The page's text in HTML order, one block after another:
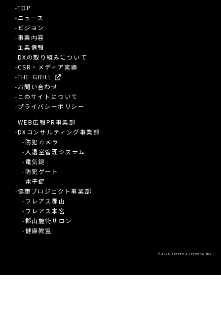
TOP
ニュース
ビジョン
事業内容
企業情報
DXの取り組みについて
CSR・メディア実績
THE GRILL
お問い合わせ
このサイトについて
プライバシーポリシー
WEB広報PR事業部
DXコンサルティング事業部
防犯カメラ
入退室管理システム
電気錠
防犯ゲート
電子錠
健康プロジェクト事業部
フレアス郡山
フレアス本宮
郡山施術サロン
健康教室
©2026 Tereena Tereena Inc.